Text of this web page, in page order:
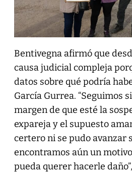
Bentivegna afirmó que
causa judicial compleja
datos sobre qué podría
García Gurrea. “Seguimos
margen de que esté la
expareja y el supuesto
certero ni se pudo avanzar
encontramos aún un
pueda querer hacerle